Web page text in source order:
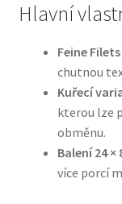
Happy Dog —
Hill’s pro psy
Hračky pro psy
Konzervy a
N&D Farmina
Hlavní
Feine
chutnou
Kuřecí
kterou lze
obměnu.
Balení 24 ×
více porcí